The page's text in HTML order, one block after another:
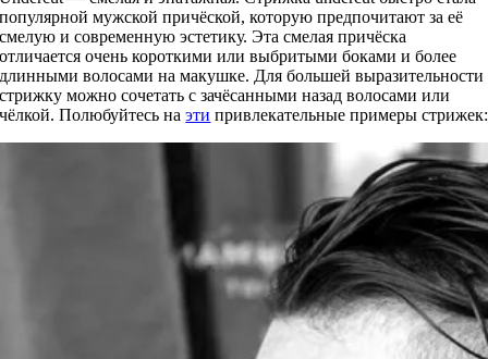
популярной мужской причёской, которую предпочитают за её
смелую и современную эстетику. Эта смелая причёска
отличается очень короткими или выбритыми боками и более
длинными волосами на макушке. Для большей выразительности
стрижку можно сочетать с зачёсанными назад волосами или
чёлкой. Полюбуйтесь наэти привлекательные примеры стрижек: